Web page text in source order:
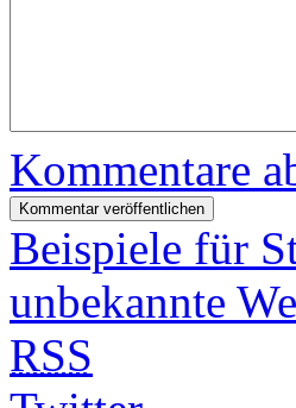
Kommentare
Beispiele für
unbekannte
RSS